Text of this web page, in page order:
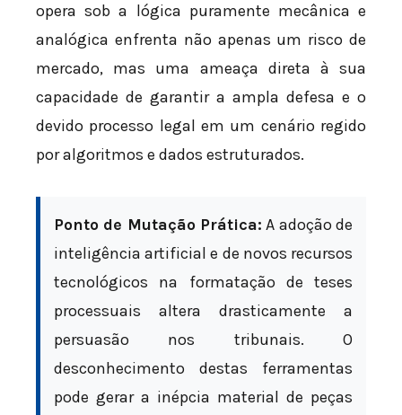
opera sob a lógica puramente mecânica e
analógica enfrenta não apenas um risco de
mercado, mas uma ameaça direta à sua
capacidade de garantir a ampla defesa e o
devido processo legal em um cenário regido
por algoritmos e dados estruturados.
Ponto de Mutação Prática: A adoção de
inteligência artificial e de novos recursos
tecnológicos na formatação de teses
processuais altera drasticamente a
persuasão nos tribunais. O
desconhecimento destas ferramentas
pode gerar a inépcia material de peças